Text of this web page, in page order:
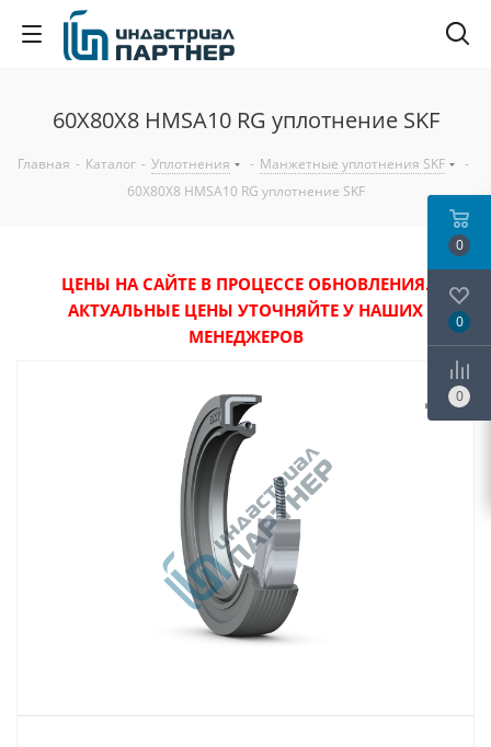
60X80X8 HMSA10 RG уплотнение SKF
Главная - Каталог - Уплотнения - Манжетные уплотнения SKF
-
60X80X8 HMSA10 RG уплотнение SKF
ЦЕНЫ НА САЙТЕ В ПРОЦЕССЕ ОБНОВЛЕНИЯ.
АКТУАЛЬНЫЕ ЦЕНЫ УТОЧНЯЙТЕ У НАШИХ
МЕНЕДЖЕРОВ
0
0
0